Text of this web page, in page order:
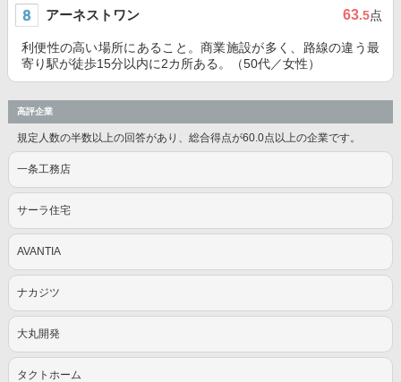
アーネストワン 63.5点
利便性の高い場所にあること。商業施設が多く、路線の違う最
寄り駅が徒歩15分以内に2カ所ある。（50代／女性）
高評企業
規定人数の半数以上の回答があり、総合得点が60.0点以上の企業です。
一条工務店
サーラ住宅
AVANTIA
ナカジツ
大丸開発
タクトホーム